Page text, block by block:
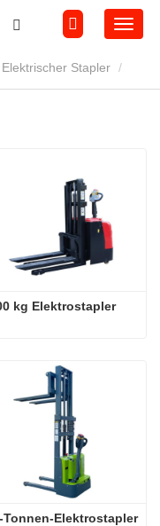
Elektrischer Stapler
kg Elektrostapler
Tonnen-Elektrostapler